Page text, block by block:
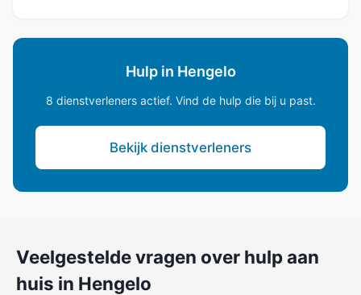
Hulp in Hengelo
8 dienstverleners actief. Vind de hulp die bij u past.
Bekijk dienstverleners
Veelgestelde vragen over hulp aan
huis in Hengelo